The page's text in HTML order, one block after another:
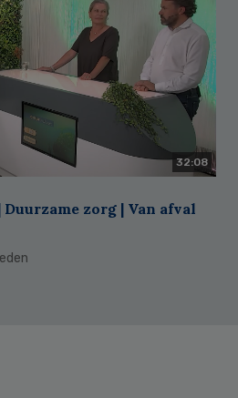
32:08
Duurzame zorg | Van afval